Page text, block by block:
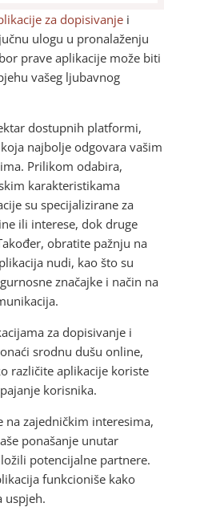
za dopisivanjei
ulogu u pronalaženju
prave aplikacije može biti
vašeg ljubavnog
dostupnih platformi,
najbolje odgovara vašim
Prilikom odabira,
karakteristikama
su specijalizirane za
ili interese, dok druge
obratite pažnju na
nudi, kao što su
značajke i način na
za dopisivanje i
srodnu dušu online,
različite aplikacije koriste
korisnika.
na zajedničkim interesima,
ponašanje unutar
potencijalne partnere.
funkcioniše kako
uspjeh.